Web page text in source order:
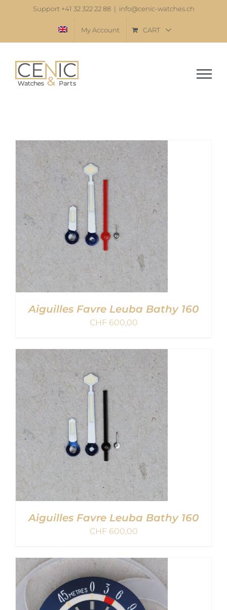
Support +41 32 322 22 88 | info@cenic-watches.ch
My Account CART
AJOUTER AU PANIER
DETAILS
Aiguilles Favre Leuba Bathy 160
CHF600,00
AJOUTER AU PANIER
/
DETAILS
Aiguilles Favre Leuba Bathy 160
CHF600,00